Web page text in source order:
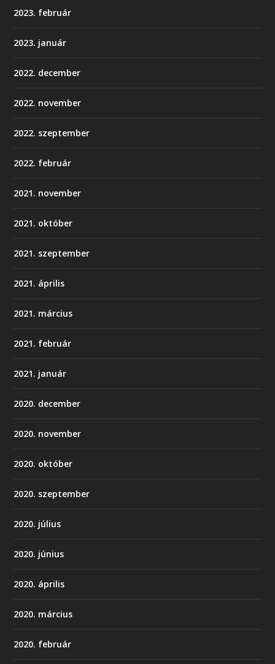
2023. február
2023. január
2022. december
2022. november
2022. szeptember
2022. február
2021. november
2021. október
2021. szeptember
2021. április
2021. március
2021. február
2021. január
2020. december
2020. november
2020. október
2020. szeptember
2020. július
2020. június
2020. április
2020. március
2020. február